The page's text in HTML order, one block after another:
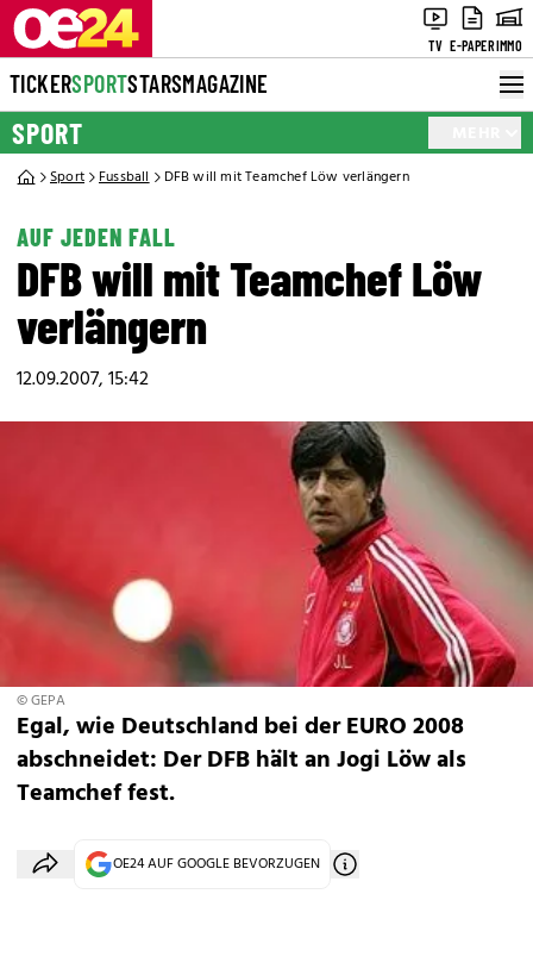
TV E-PAPERIMMO
TICKERSPORTSTARSMAGAZINE
SPORT
Sport Fussball DFB will mit Teamchef Löw verlängern
AUF JEDEN FALL
DFB will mit Teamchef Löw
verlängern
12.09.2007, 15:42
© GEPA
Egal, wie Deutschland bei der EURO 2008
abschneidet: Der DFB hält an Jogi Löw als
Teamchef fest.
OE24 AUF GOOGLE BEVORZUGEN